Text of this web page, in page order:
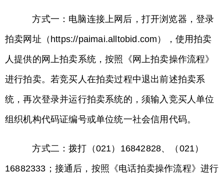
方式一：电脑连接上网后，打开浏览器，登录
拍卖网址（https://paimai.alltobid.com），使用拍卖
人提供的网上拍卖系统，按照《网上拍卖操作流程》
进行拍卖。若竞买人在拍卖过程中退出前述拍卖系
统，再次登录并运行拍卖系统的，须输入竞买人单位
组织机构代码证编号或单位统一社会信用代码。
方式二：拨打（021）16842828、（021）
16882333；接通后，按照《电话拍卖操作流程》进行